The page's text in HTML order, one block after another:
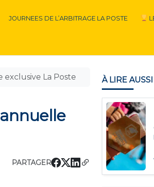
JOURNEES DE L’ARBITRAGE LA POSTE
exclusive La Poste
PARTAGER
À LIRE AUSSI